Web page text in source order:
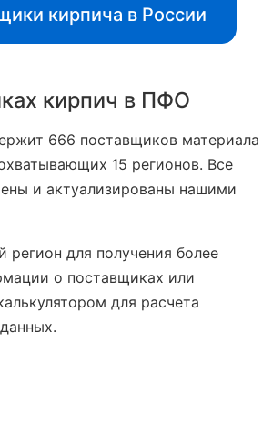
кирпича в России
кирпич в ПФО
666 поставщиков материала
15 регионов. Все
и актуализированы нашими
регион для получения более
о поставщиках или
для расчета